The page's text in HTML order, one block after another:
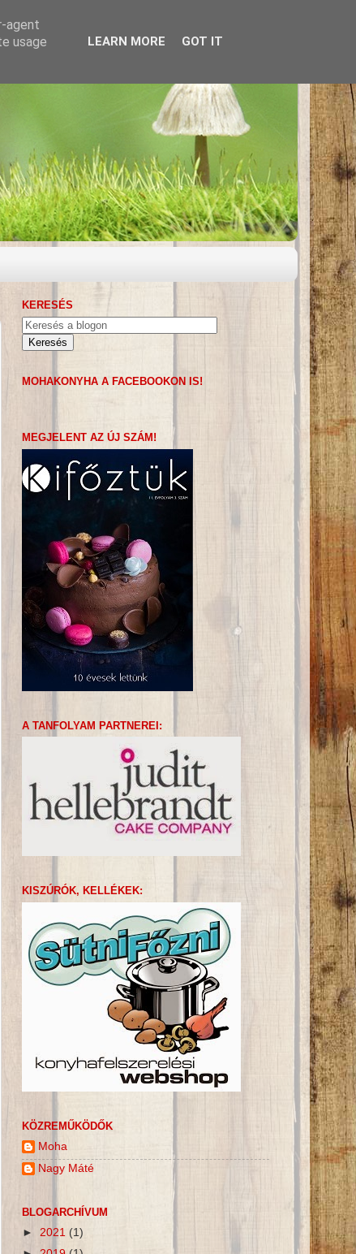
KERESÉS
MOHAKONYHA A FACEBOOKON IS!
MEGJELENT AZ ÚJ SZÁM!
A TANFOLYAM PARTNEREI:
KISZÚRÓK, KELLÉKEK:
KÖZREMŰKÖDŐK
Moha
Nagy Máté
BLOGARCHÍVUM
► 2021 (1)
agent
usage
LEARN MORE GOT IT